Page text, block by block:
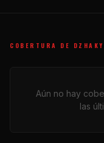
COBERTURA DE
Aún no hay
las